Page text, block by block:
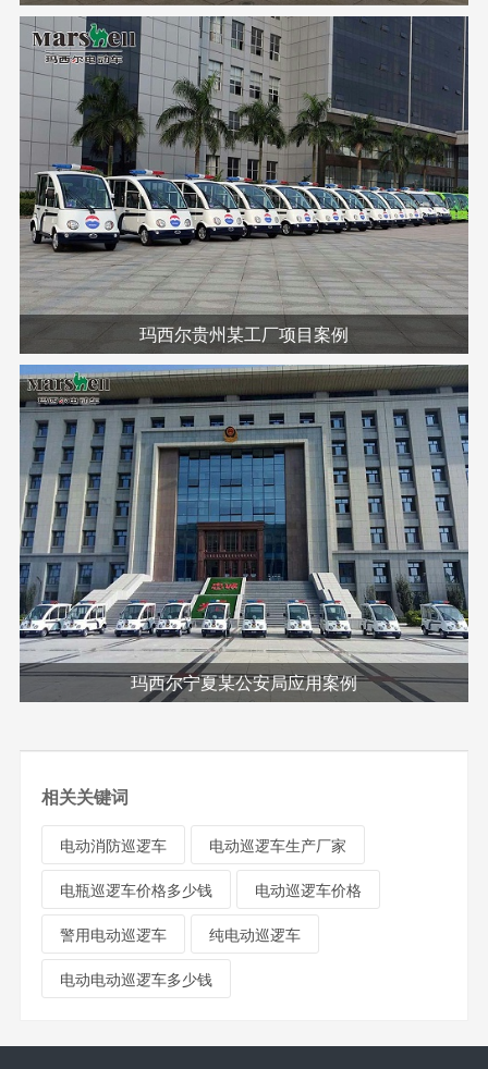
玛西尔贵州某工厂项目案例
玛西尔宁夏某公安局应用案例
相关关键词
电动消防巡逻车 电动巡逻车生产厂家
电瓶巡逻车价格多少钱 电动巡逻车价格
警用电动巡逻车 纯电动巡逻车
电动电动巡逻车多少钱